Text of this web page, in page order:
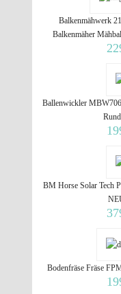
Balkenmähwerk
Balkenmäher
Ballenwickler
BM Horse Solar Tech
Bodenfräse Fräse